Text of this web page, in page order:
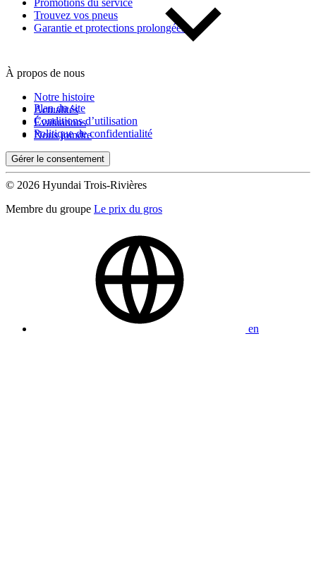
Promotions du service
Trouvez vos pneus
Garantie et protections prolongées
À propos de nous
Notre histoire
Actualités
Évaluations
Nous joindre
Plan du site
Conditions d’utilisation
Politique de confidentialité
Gérer le consentement
© 2026 Hyundai Trois-Rivières
Membre du groupe Le prix du gros
en